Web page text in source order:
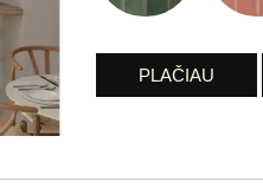
PLAČIAU